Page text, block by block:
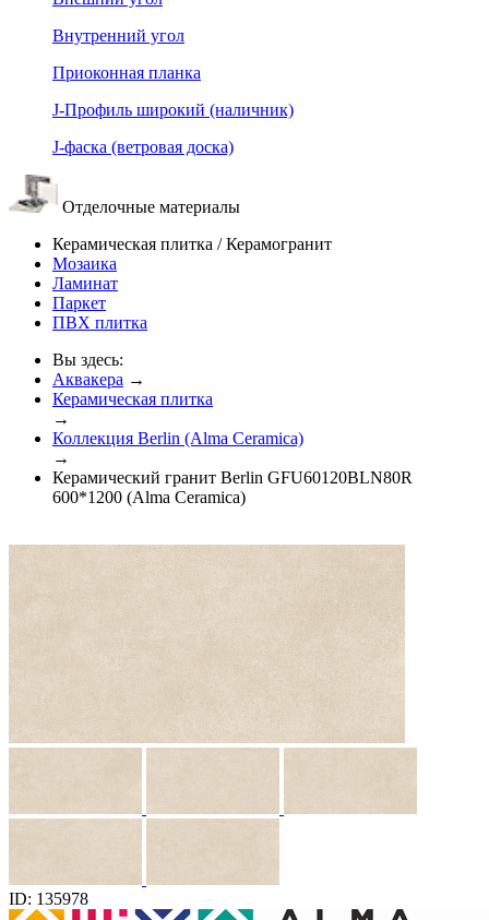
Внутренний угол
Приоконная планка
J-Профиль широкий (наличник)
J-фаска (ветровая доска)
Отделочные материалы
Керамическая плитка / Керамогранит
Мозаика
Ламинат
Паркет
ПВХ плитка
Вы здесь:
Аквакера →
Керамическая плитка
→
Коллекция Berlin (Alma Ceramica)
→
Керамический гранит Berlin GFU60120BLN80R
600*1200 (Alma Ceramica)
ID: 135978